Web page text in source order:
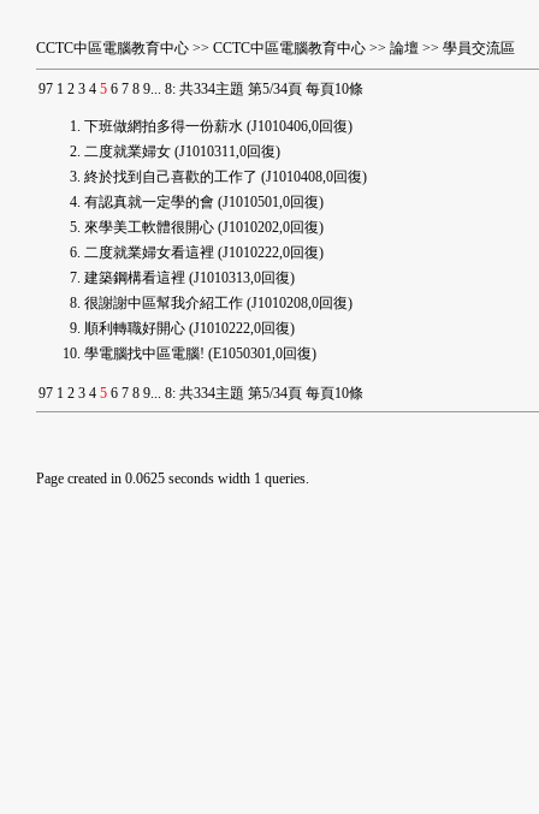
CCTC中區電腦教育中心 >> CCTC中區電腦教育中心 >> 論壇 >> 學員交流區
97 1 2 3 4 5 6 7 8 9... 8: 共334主題 第5/34頁 每頁10條
下班做網拍多得一份薪水 (J1010406,0回復)
二度就業婦女 (J1010311,0回復)
終於找到自己喜歡的工作了 (J1010408,0回復)
有認真就一定學的會 (J1010501,0回復)
來學美工軟體很開心 (J1010202,0回復)
二度就業婦女看這裡 (J1010222,0回復)
建築鋼構看這裡 (J1010313,0回復)
很謝謝中區幫我介紹工作 (J1010208,0回復)
順利轉職好開心 (J1010222,0回復)
學電腦找中區電腦! (E1050301,0回復)
97 1 2 3 4 5 6 7 8 9... 8: 共334主題 第5/34頁 每頁10條
Page created in 0.0625 seconds width 1 queries.